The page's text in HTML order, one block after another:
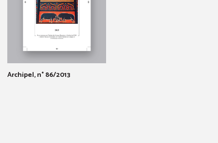
Archipel, n° 86/2013